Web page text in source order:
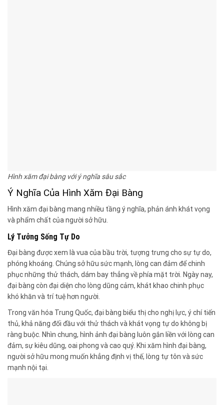
Hình xăm đại bàng với ý nghĩa sâu sắc
Ý Nghĩa Của Hình Xăm Đại Bàng
Hình xăm đại bàng mang nhiều tầng ý nghĩa, phản ánh khát vọng
và phẩm chất của người sở hữu.
Lý Tưởng Sống Tự Do
Đại bàng được xem là vua của bầu trời, tượng trưng cho sự tự do,
phóng khoáng. Chúng sở hữu sức mạnh, lòng can đảm để chinh
phục những thử thách, dám bay thẳng về phía mặt trời. Ngày nay,
đại bàng còn đại diện cho lòng dũng cảm, khát khao chinh phục
khó khăn và trí tuệ hơn người.
Trong văn hóa Trung Quốc, đại bàng biểu thị cho nghị lực, ý chí tiến
thủ, khả năng đối đầu với thử thách và khát vọng tự do không bị
ràng buộc. Nhìn chung, hình ảnh đại bàng luôn gắn liền với lòng can
đảm, sự kiêu dũng, oai phong và cao quý. Khi xăm hình đại bàng,
người sở hữu mong muốn khẳng định vị thế, lòng tự tôn và sức
mạnh nội tại.